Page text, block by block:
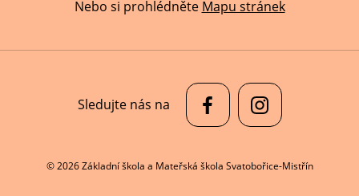
Nebo si prohlédněte Mapu stránek
© 2026 Základní škola a Mateřská škola Svatobořice-Mistřín
Sledujte nás na